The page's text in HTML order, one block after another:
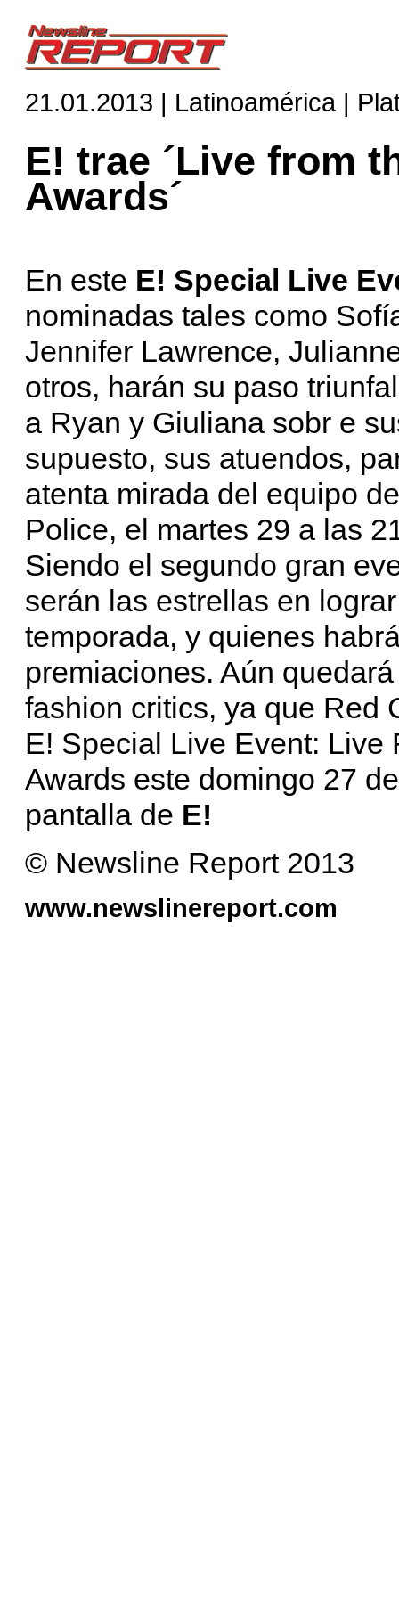
21.01.2013 | Latinoamérica |
E! trae ´Live from
Awards´
En este E! Special Live
nominadas tales como
Jennifer Lawrence,
otros, harán su paso
a Ryan y Giuliana sobr e
supuesto, sus atuendos,
atenta mirada del equipo
Police, el martes 29 a las
Siendo el segundo gran
serán las estrellas en
temporada, y quienes
premiaciones. Aún
fashion critics, ya que Red
E! Special Live Event: Live
Awards este domingo 27
pantalla de E!
© Newsline Report 2013
www.newslinereport.com